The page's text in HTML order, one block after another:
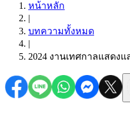
หน้าหลัก
|
บทความทั้งหมด
|
2024 งานเทศกาลแสดงแ